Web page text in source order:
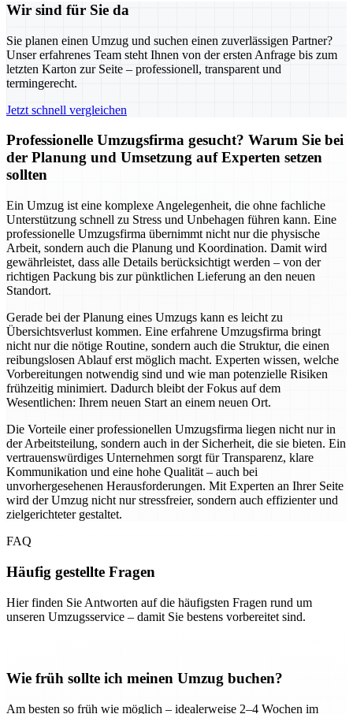
Wir sind für Sie da
Sie planen einen Umzug und suchen einen zuverlässigen Partner?
Unser erfahrenes Team steht Ihnen von der ersten Anfrage bis zum
letzten Karton zur Seite – professionell, transparent und
termingerecht.
Jetzt schnell vergleichen
Professionelle Umzugsfirma gesucht? Warum Sie bei
der Planung und Umsetzung auf Experten setzen
sollten
Ein Umzug ist eine komplexe Angelegenheit, die ohne fachliche
Unterstützung schnell zu Stress und Unbehagen führen kann. Eine
professionelle Umzugsfirma übernimmt nicht nur die physische
Arbeit, sondern auch die Planung und Koordination. Damit wird
gewährleistet, dass alle Details berücksichtigt werden – von der
richtigen Packung bis zur pünktlichen Lieferung an den neuen
Standort.
Gerade bei der Planung eines Umzugs kann es leicht zu
Übersichtsverlust kommen. Eine erfahrene Umzugsfirma bringt
nicht nur die nötige Routine, sondern auch die Struktur, die einen
reibungslosen Ablauf erst möglich macht. Experten wissen, welche
Vorbereitungen notwendig sind und wie man potenzielle Risiken
frühzeitig minimiert. Dadurch bleibt der Fokus auf dem
Wesentlichen: Ihrem neuen Start an einem neuen Ort.
Die Vorteile einer professionellen Umzugsfirma liegen nicht nur in
der Arbeitsteilung, sondern auch in der Sicherheit, die sie bieten. Ein
vertrauenswürdiges Unternehmen sorgt für Transparenz, klare
Kommunikation und eine hohe Qualität – auch bei
unvorhergesehenen Herausforderungen. Mit Experten an Ihrer Seite
wird der Umzug nicht nur stressfreier, sondern auch effizienter und
zielgerichteter gestaltet.
FAQ
Häufig gestellte Fragen
Hier finden Sie Antworten auf die häufigsten Fragen rund um
unseren Umzugsservice – damit Sie bestens vorbereitet sind.
Wie früh sollte ich meinen Umzug buchen?
Am besten so früh wie möglich – idealerweise 2–4 Wochen im